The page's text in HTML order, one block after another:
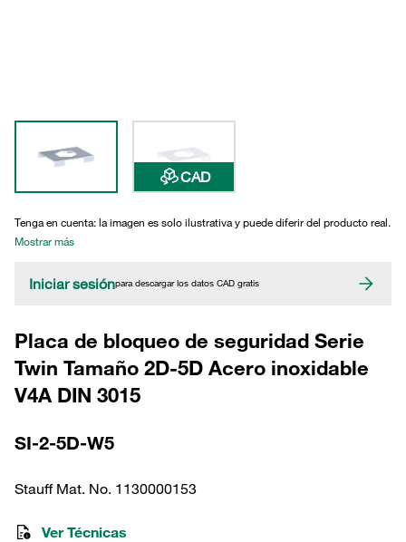
CAD
Tenga en cuenta: la imagen es solo ilustrativa y puede diferir del producto real.
Mostrar más
Iniciar sesiónpara descargar los datos CAD gratis
Placa de bloqueo de seguridad Serie
Twin Tamaño 2D-5D Acero inoxidable
V4A DIN 3015
SI-2-5D-W5
Stauff Mat. No. 1130000153
Ver Técnicas